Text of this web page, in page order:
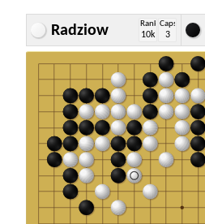
Radziow Rank
10k
Caps
3